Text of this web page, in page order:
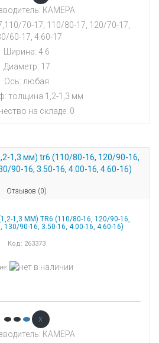
КАМЕРА
70-17, 110/80-17, 120/70-17,
60-17, 4.60-17
Ширина: 4.6
Диаметр: 17
Ось: любая
толщина 1,2-1,3 мм
на складе: 0
Отзывов (0)
1,3 ММ) TR6 (110/80-16, 120/90-16,
90-16, 3.50-16, 4.00-16, 4.60-16)
Код: 263373
:
x
КАМЕРА